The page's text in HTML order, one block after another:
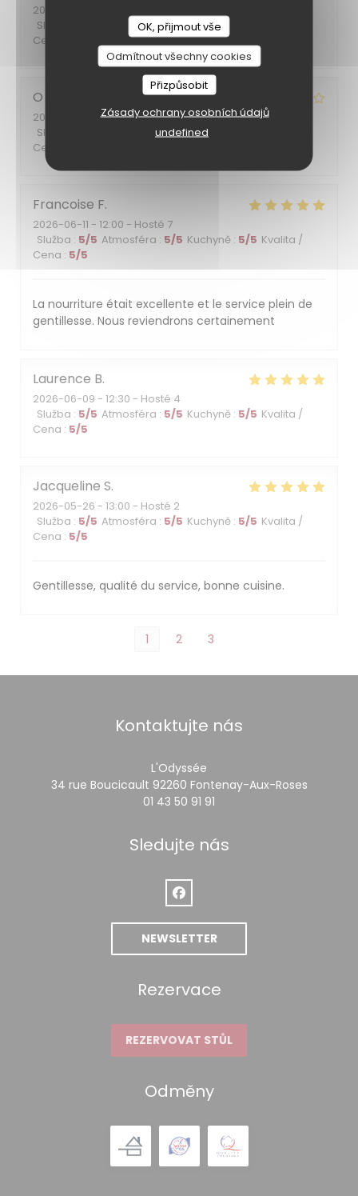
OK, přijmout vše
Odmítnout všechny cookies
Přizpůsobit
Zásady ochrany osobních údajů
undefined
2026-06-26
Služba
Atmosféra : 5/5 Kuchyně
Cena
O
2026-06-14
- 12:00 - Hosté 3
Služba
Atmosféra:5/5 Kuchyně
Cena
Francoise F
2026-06-11 - 12:00 - Hosté 7
Služba : 5/5 Atmosféra : 5/5 Kuchyně : 5/5 Kvalita /
Cena : 5/5
La nourriture était excellente et le service plein de
gentillesse. Nous reviendrons certainement
Laurence B
2026-06-09 - 12:30 - Hosté 4
Služba : 5/5 Atmosféra : 5/5 Kuchyně : 5/5 Kvalita /
Cena : 5/5
Jacqueline S
2026-05-26 - 13:00 - Hosté 2
Služba : 5/5 Atmosféra : 5/5 Kuchyně : 5/5 Kvalita /
Cena : 5/5
Gentillesse, qualité du service, bonne cuisine.
1 2 3
Kontaktujte nás
L'Odyssée
34 rue Boucicault 92260 Fontenay-Aux-Roses((otevře
01 43 50 91 91
Sledujte nás
Facebook ((otevře se v novém
NEWSLETTER
Rezervace
REZERVOVAT STŮL
Odměny